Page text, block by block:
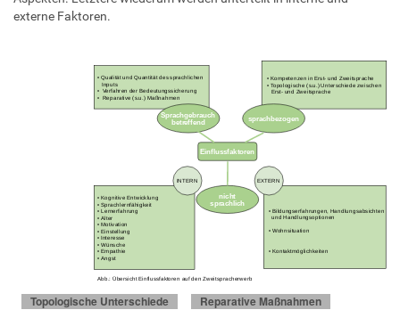
externe Faktoren.
Topologische Unterschiede Reparative Maßnahmen
Reparative Maßnahmen: Selbst- und
Fremdkorrekturverfahren; korrektives Feedback,
Aussprachekorrektur; formen- beziehungsweise
inhaltsbezogene Korrekturen. -->